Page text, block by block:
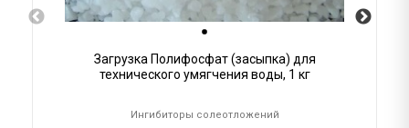
Загрузка Полифосфат (засыпка) для
технического умягчения воды, 1 кг
Ингибиторы солеотложений